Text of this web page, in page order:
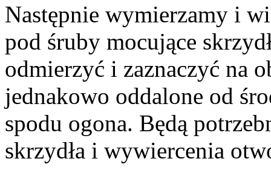
Następnie wymierzamy i
pod śruby mocujące
odmierzyć i zaznaczyć na
jednakowo oddalone od
spodu ogona. Będą
skrzydła i wywiercenia